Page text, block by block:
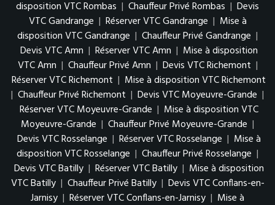
disposition VTC Rombas | Chauffeur Privé Rombas | Devis
VTC Gandrange | Réserver VTC Gandrange | Mise à
disposition VTC Gandrange | Chauffeur Privé Gandrange |
Devis VTC Amn | Réserver VTC Amn | Mise à disposition
VTC Amn | Chauffeur Privé Amn | Devis VTC Richemont |
Réserver VTC Richemont | Mise à disposition VTC Richemont
| Chauffeur Privé Richemont | Devis VTC Moyeuvre-Grande |
Réserver VTC Moyeuvre-Grande | Mise à disposition VTC
Moyeuvre-Grande | Chauffeur Privé Moyeuvre-Grande |
Devis VTC Rosselange | Réserver VTC Rosselange | Mise à
disposition VTC Rosselange | Chauffeur Privé Rosselange |
Devis VTC Batilly | Réserver VTC Batilly | Mise à disposition
VTC Batilly | Chauffeur Privé Batilly | Devis VTC Conflans-en-
Jarnisy | Réserver VTC Conflans-en-Jarnisy | Mise à